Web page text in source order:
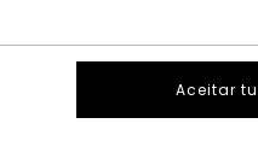
Aceitar